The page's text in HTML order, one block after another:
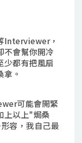
Interviewer，
不會幫你開冷
少都有把風扇
。
可能會開緊
上以上"焗桑
容，我自己最